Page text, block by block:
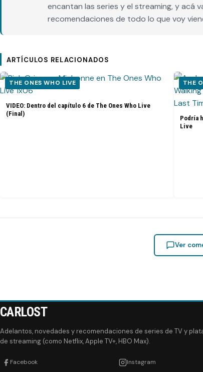
encantan las series y el streaming, y acá
recomendaciones de todo lo que voy
ARTÍCULOS RELACIONADOS
THE ONES WHO LIVE
VIDEO: Dentro del capítulo 6 de The Ones Who Live
(Final)
THE
Podría
Live
Ver
CARLOST
Adelantos, novedades y recomendaciones de series de TV y
de streaming (como Netflix, Apple TV+, HBO Max).
Facebook Instagram